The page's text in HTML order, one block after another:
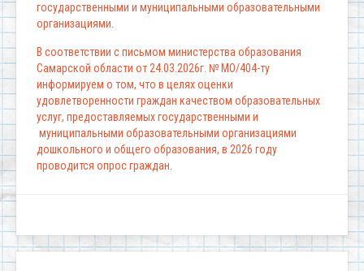
государственными и муниципальными образовательными
организациями.
В соответствии с письмом министерства образования
Самарской области от 24.03.2026г. № МО/404-ту
информируем о том, что в целях оценки
удовлетворенности граждан качеством образовательных
услуг, предоставляемых государственными и
муниципальными образовательными организациями
дошкольного и общего образования, в 2026 году
проводится опрос граждан.